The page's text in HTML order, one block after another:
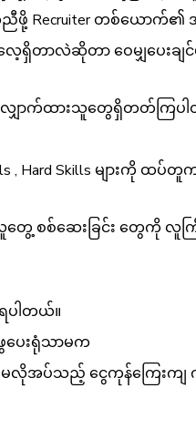
ကိုက်ညီဖို့ Recruiter တစ်ယ
ေ့ရှိတာလဲဆိုတာ ဝေမျှပေးချ
လျှောက်ထားသူတွေရှိတတ်ကြပ
Hard Skills များကို ထပ်တူ
ေ့ စစ်ဆေးခြင်း ‌တွေကို လူက
ါတယ်။
ပေးရုံသာမက
င့် မလိုအပ်သည့် ငွေကုန်ကြေးက